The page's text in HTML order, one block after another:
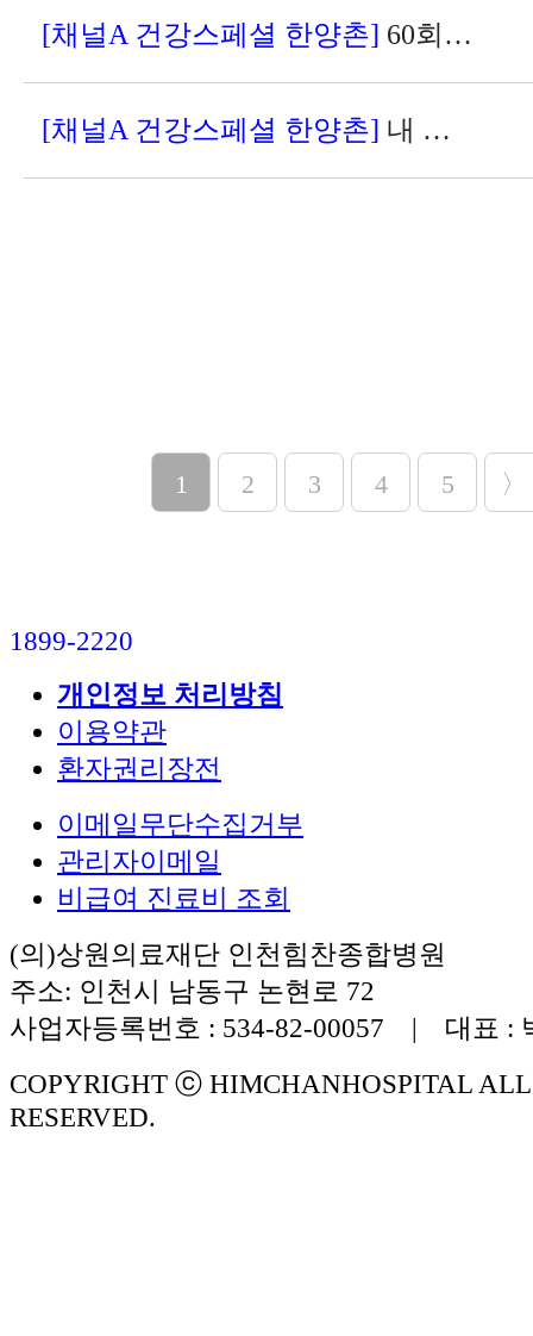
[채널A 건강스페셜 한양촌] 60회 – 비만의 원인이 소화불량? 소화만 잘 시켜도 뱃살을 감량할 수 있다
[채널A 건강스페셜 한양촌] 내 몸의 방패막, 면역력을 높여라!
1 2 3 4 5 〉
1899-2220
개인정보 처리방침
이용약관
환자권리장전
이메일무단수집거부
관리자이메일
비급여 진료비 조회
(의)상원의료재단 인천힘찬종합병원
주소: 인천시 남동구 논현로 72
사업자등록번호 : 534-82-00057 | 대표 :
COPYRIGHT ⓒ HIMCHANHOSPITAL
RESERVED.